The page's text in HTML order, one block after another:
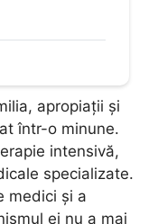
apropiații și
într-o minune.
intensivă,
specializate.
medici și a
ei nu a mai